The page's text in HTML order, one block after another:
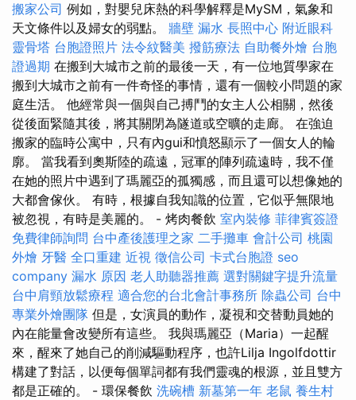
搬家公司 例如，對嬰兒床熱的科學解釋是MySM，氣象和
天文條件以及婦女的弱點。 牆壁 漏水 長照中心 附近眼科
靈骨塔 台胞證照片 法令紋醫美 撥筋療法 自助餐外燴 台胞
證過期 在搬到大城市之前的最後一天，有一位地質學家在
搬到大城市之前有一件奇怪的事情，還有一個較小問題的家
庭生活。 他經常與一個與自己搏鬥的女主人公相關，然後
從後面緊隨其後，將其關閉為隧道或空曠的走廊。 在強迫
搬家的臨時公寓中，只有內gui和憤怒顯示了一個女人的輪
廓。 當我看到奧斯陸的疏遠，冠軍的陣列疏遠時，我不僅
在她的照片中遇到了瑪麗亞的孤獨感，而且還可以想像她的
大都會傢伙。 有時，根據自我知識的位置，它似乎無限地
被忽視，有時是美麗的。 - 烤肉餐飲 室內裝修 菲律賓簽證
免費律師詢問 台中產後護理之家 二手攤車 會計公司 桃園
外燴 牙醫 全口重建 近視 徵信公司 卡式台胞證 seo
company 漏水 原因 老人助聽器推薦 選對關鍵字提升流量
台中肩頸放鬆療程 適合您的台北會計事務所 除蟲公司 台中
專業外燴團隊 但是，女演員的動作，凝視和交替動員她的
內在能量會改變所有這些。 我與瑪麗亞（Maria）一起醒
來，醒來了她自己的削減驅動程序，也許Lilja Ingolfdottir
構建了對話，以便每個單詞都有我們靈魂的根源，並且雙方
都是正確的。 - 環保餐飲 洗碗槽 新墓第一年 老鼠 養生村